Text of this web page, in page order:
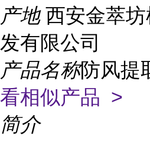
产地 西安金萃
发有限公司
产品名称防风提
看相似产品 >
简介